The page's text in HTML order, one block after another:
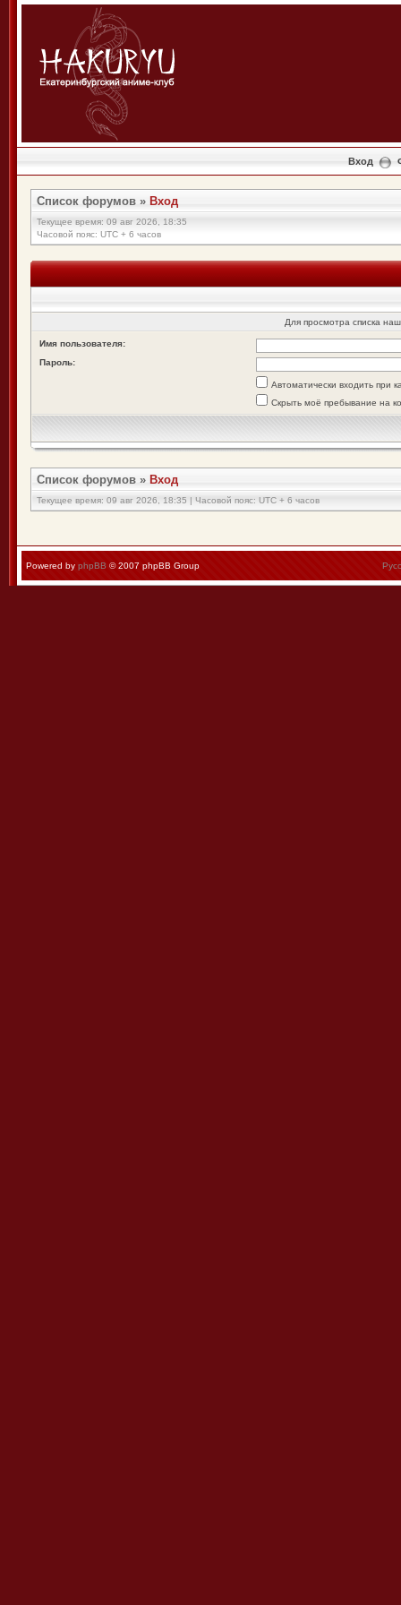
Вход
Список форумов » Вход
Текущее время: 09 авг 2026, 18:35
Часовой пояс: UTC + 6 часов
Для просмотра списка
Имя пользователя:
Пароль:
Автоматически входить при
Скрыть моё пребывание на
Список форумов » Вход
Текущее время: 09 авг 2026, 18:35 | Часовой пояс: UTC + 6 часов
Powered by phpBB © 2007 phpBB Group